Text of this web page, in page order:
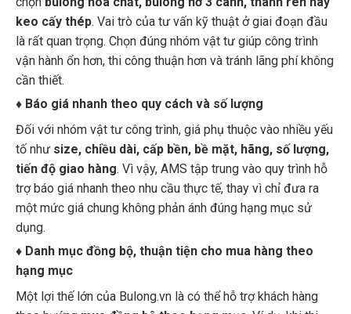
keo cấy thép. Vai trò của tư vấn kỹ thuật ở giai đoạn đầu
là rất quan trọng. Chọn đúng nhóm vật tư giúp công trình
vận hành ổn hơn, thi công thuận hơn và tránh lãng phí không
cần thiết.
tố nhưsize, chiều dài, cấp bền, bề mặt, hãng, số lượng,
tiến độ giao hàng . Vì vậy, AMS tập trung vào quy trình hỗ
trợ báo giá nhanh theo nhu cầu thực tế, thay vì chỉ đưa ra
một mức giá chung không phản ánh đúng hạng mục sử
dụng.
♦ Danh mục đồng bộ, thuận tiện cho mua hàng theo
hạng mục
theo hướngmua đồng bộ theo hạng mục. Ví dụ, khi thi